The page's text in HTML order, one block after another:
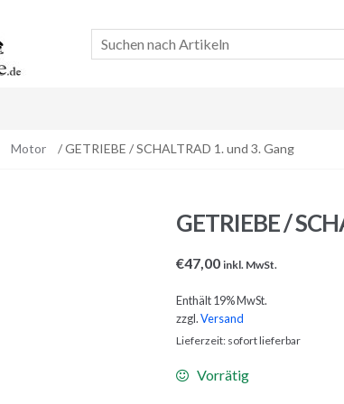
Motor / GETRIEBE / SCHALTRAD 1. und 3. Gang
GETRIEBE /
€47,00 inkl. MwSt.
Enthält 19% MwSt.
zzgl.Versand
Lieferzeit: sofort lieferbar
Vorrätig